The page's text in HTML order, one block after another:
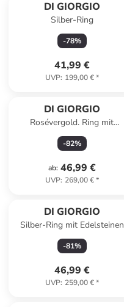
DI GIORGIO
Silber-Ring
-78%
41,99 €
UVP: 199,00 €*
DI GIORGIO
Rosévergold. Ring mit
Edelsteinen
-82%
ab: 46,99 €
UVP: 269,00 €*
DI GIORGIO
Silber-Ring mit Edelsteinen
-81%
46,99 €
UVP: 259,00 €*